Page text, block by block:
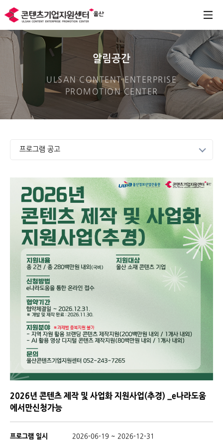
알림공간
ULSAN CONTENT ENTERPRISE
PROMOTION CENTER
프로그램 공고
2026년 콘텐츠 제작 및 사업화 지원사업(추경) _e나라도움
에서만신청가능
프로그램 일시 2026-06-19 ~ 2026-12-31